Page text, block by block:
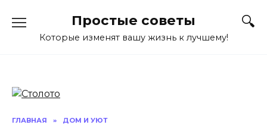
содержанию
Простые советы
Которые изменят вашу жизнь к лучшему!
ГЛАВНАЯ » ДОМ И УЮТ